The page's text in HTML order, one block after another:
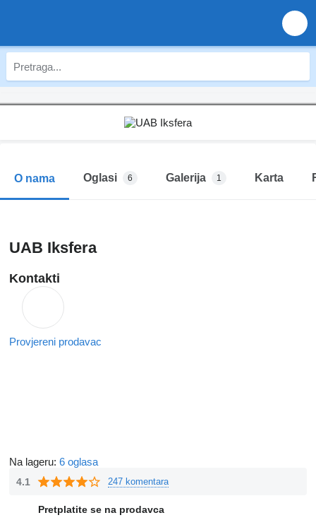
O nama Oglasi 6 Galerija 1 Karta
UAB Iksfera
Kontakti
Provjereni prodavac
Na lageru: 6 oglasa
4.1 247 komentara
Pretplatite se na prodavca